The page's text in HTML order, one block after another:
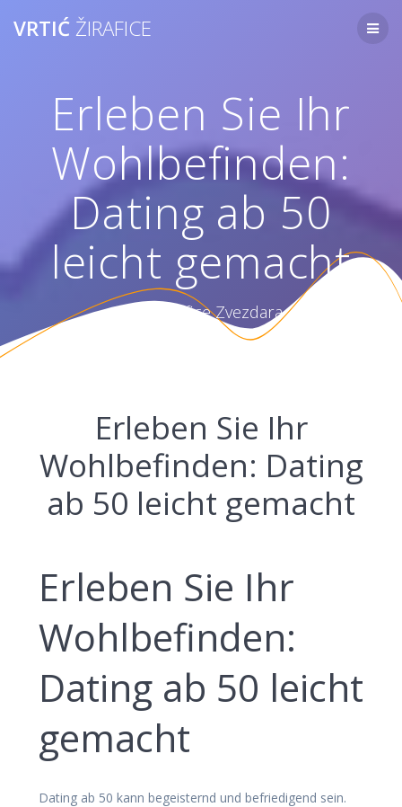
VRTIĆ ŽIRAFICE
Erleben Sie Ihr
Wohlbefinden:
Dating ab 50
leicht gemacht
Vrtić Žirafice Zvezdara
Erleben Sie Ihr
Wohlbefinden: Dating
ab 50 leicht gemacht
Erleben Sie Ihr
Wohlbefinden:
Dating ab 50 leicht
gemacht
Dating ab 50 kann begeisternd und befriedigend sein.